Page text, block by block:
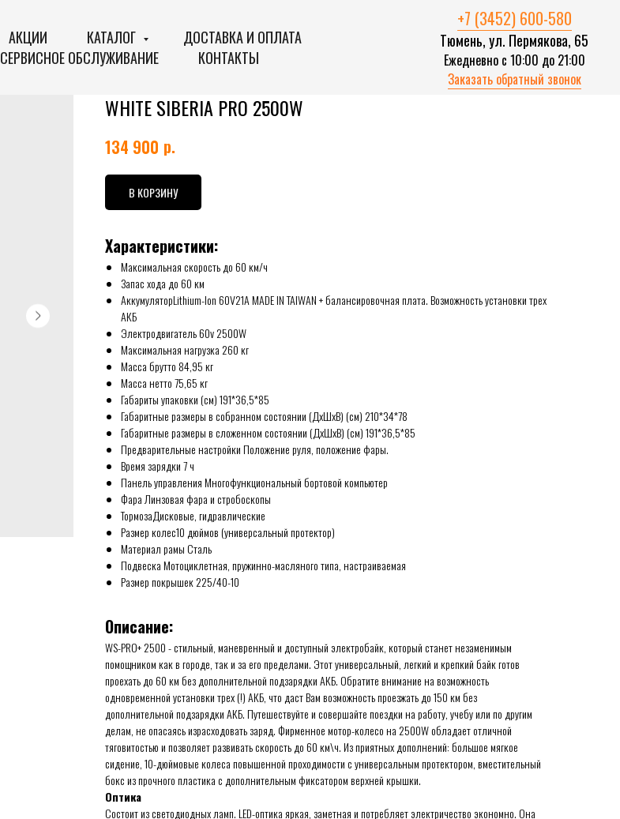
АКЦИИ КАТАЛОГ
ДОСТАВКА И ОПЛАТА
СЕРВИСНОЕ ОБСЛУЖИВАНИЕ
КОНТАКТЫ
+7 (3452) 600-580
Тюмень, ул. Пермякова, 65
Ежедневно с 10:00 до 21:00
Заказать обратный звонок
WHITE SIBERIA PRO 2500W
134 900 р.
В КОРЗИНУ
Характеристики:
Максимальная скорость до 60 км/ч
Запас хода до 60 км
АккумуляторLithium-Ion 60V21A MADE IN TAIWAN + балансировочная плата. Возможность установки трех
АКБ
Электродвигатель 60v 2500W
Максимальная нагрузка 260 кг
Масса брутто 84,95 кг
Масса нетто 75,65 кг
Габариты упаковки (см) 191*36,5*85
Габаритные размеры в собранном состоянии (ДxШxВ) (см) 210*34*78
Габаритные размеры в сложенном состоянии (ДхШхВ) (см) 191*36,5*85
Предварительные настройки Положение руля, положение фары.
Время зарядки 7 ч
Панель управления Многофункциональный бортовой компьютер
Фара Линзовая фара и стробоскопы
ТормозаДисковые, гидравлические
Размер колес10 дюймов (универсальный протектор)
Материал рамы Сталь
Подвеска Мотоциклетная, пружинно-масляного типа, настраиваемая
Размер покрышек 225/40-10
Описание:
WS-PRO+ 2500 - стильный, маневренный и доступный электробайк, который станет незаменимым
помощником как в городе, так и за его пределами. Этот универсальный, легкий и крепкий байк готов
проехать до 60 км без дополнительной подзарядки АКБ. Обратите внимание на возможность
одновременной установки трех (!) АКБ, что даст Вам возможность проезжать до 150 км без
дополнительной подзарядки АКБ. Путешествуйте и совершайте поездки на работу, учебу или по другим
делам, не опасаясь израсходовать заряд. Фирменное мотор-колесо на 2500W обладает отличной
тяговитостью и позволяет развивать скорость до 60 км\ч. Из приятных дополнений: большое мягкое
сидение, 10-дюймовые колеса повышенной проходимости с универсальным протектором, вместительный
бокс из прочного пластика с дополнительным фиксатором верхней крышки.
Оптика
Состоит из светодиодных ламп. LED-оптика яркая, заметная и потребляет электричество экономно. Она